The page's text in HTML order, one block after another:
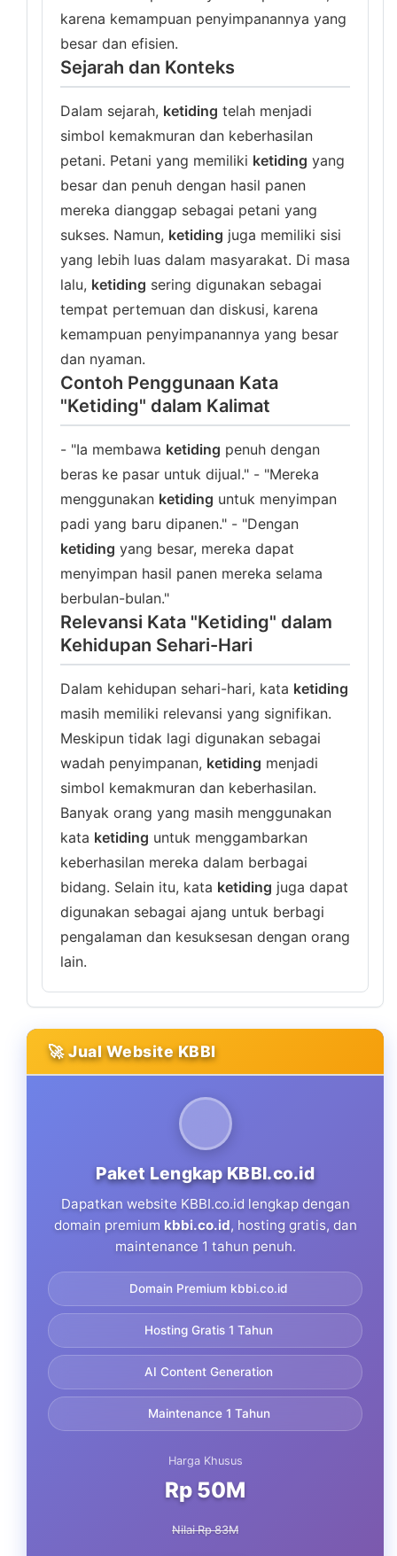
karena kemampuan penyimpanannya yang
besar dan efisien.
Sejarah dan Konteks
Dalam sejarah, ketiding telah menjadi
simbol kemakmuran dan keberhasilan
petani. Petani yang memiliki ketiding yang
besar dan penuh dengan hasil panen
mereka dianggap sebagai petani yang
sukses. Namun, ketiding juga memiliki sisi
yang lebih luas dalam masyarakat. Di masa
lalu, ketiding sering digunakan sebagai
tempat pertemuan dan diskusi, karena
kemampuan penyimpanannya yang besar
dan nyaman.
Contoh Penggunaan Kata
"Ketiding" dalam Kalimat
- "Ia membawa ketiding penuh dengan
beras ke pasar untuk dijual." - "Mereka
menggunakan ketiding untuk menyimpan
padi yang baru dipanen." - "Dengan
ketiding yang besar, mereka dapat
menyimpan hasil panen mereka selama
berbulan-bulan."
Relevansi Kata "Ketiding" dalam
Kehidupan Sehari-Hari
Dalam kehidupan sehari-hari, kata ketiding
masih memiliki relevansi yang signifikan.
Meskipun tidak lagi digunakan sebagai
wadah penyimpanan, ketiding menjadi
simbol kemakmuran dan keberhasilan.
Banyak orang yang masih menggunakan
kata ketiding untuk menggambarkan
keberhasilan mereka dalam berbagai
bidang. Selain itu, kata ketiding juga dapat
digunakan sebagai ajang untuk berbagi
pengalaman dan kesuksesan dengan orang
lain.
🚀 Jual Website KBBI
Paket Lengkap KBBI.co.id
Dapatkan website KBBI.co.id lengkap dengan
domain premium kbbi.co.id, hosting gratis, dan
maintenance 1 tahun penuh.
Domain Premium kbbi.co.id
Hosting Gratis 1 Tahun
AI Content Generation
Maintenance 1 Tahun
Harga Khusus
Rp 50M
Nilai Rp 83M